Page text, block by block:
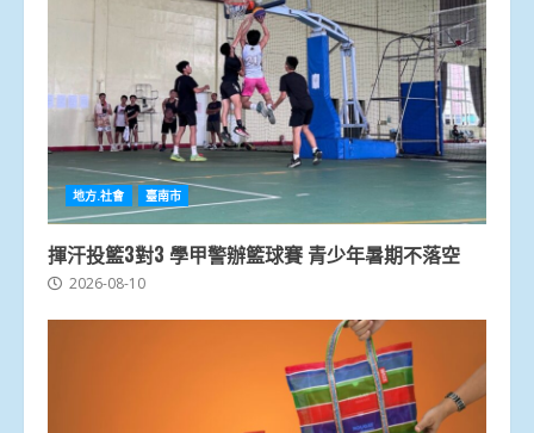
地方.社會 臺南市
揮汗投籃3對3 學甲警辦籃球賽 青少年暑期不落空
2026-08-10